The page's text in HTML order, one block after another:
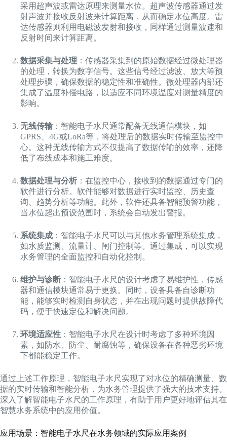
采用超声波或雷达原理来测量水位。超声波传感器通过发
射声波并接收反射波来计算距离，从而确定水位高度。雷
达传感器则利用电磁波发射和接收，同样通过测量波速和
反射时间来计算距离。
数据采集与处理 ：传感器采集到的原始数据经过微处理器
的处理，转换为数字信号。这些信号经过滤波、放大等预
处理步骤，确保数据的稳定性和准确性。微处理器内部还
集成了温度补偿电路，以适应不同环境温度对测量精度的
影响。
无线传输 ：智能电子水尺通常配备无线通信模块，如
GPRS、4G或LoRa等，将处理后的数据实时传输至监控中
心。这种无线传输方式不仅提高了数据传输的效率，还降
低了布线成本和施工难度。
数据处理与分析 ：在监控中心，接收到的数据通过专门的
软件进行分析。软件能够对数据进行实时监控、历史查
询、趋势分析等功能。此外，软件还具备智能预警功能，
当水位超出预设范围时，系统会自动发出警报。
系统集成 ：智能电子水尺可以与其他水务管理系统集成，
如水质监测、流量计、闸门控制等。通过集成，可以实现
水务管理的全面监控和自动化控制。
维护与诊断 ：智能电子水尺的设计考虑了易维护性，传感
器和通信模块通常易于更换。同时，设备具备自诊断功
能，能够实时检测自身状态，并在出现问题时提供故障代
码，便于快速定位和解决问题。
环境适应性 ：智能电子水尺在设计时考虑了多种环境因
素，如防水、防尘、耐腐蚀等，确保设备在各种恶劣环境
下都能稳定工作。
通过上述工作原理，智能电子水尺实现了对水位的精确测量、数
据的实时传输和智能分析，为水务管理提供了强大的技术支持。
深入了解智能电子水尺的工作原理，有助于用户更好地评估其在
智慧水务系统中的应用价值。
应用场景：智能电子水尺在水务领域的实际应用案例